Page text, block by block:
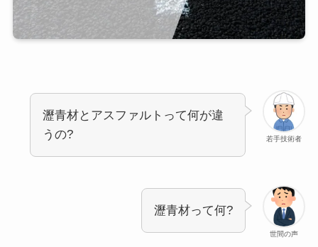
若手技術者
瀝青材とアスファルトって何が違
うの?
世間の声
瀝青材って何?